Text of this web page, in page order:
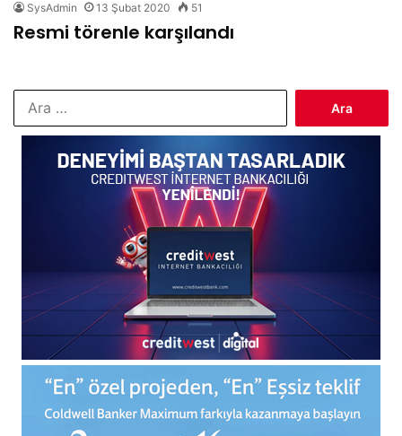
SysAdmin 13 Şubat 2020 51
Resmi törenle karşılandı